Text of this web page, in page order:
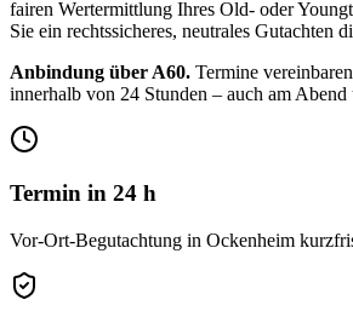
fairen Wertermittlung Ihres Old- oder
Sie ein rechtssicheres, neutrales Gutachten
Anbindung über A60. Termine
innerhalb von 24 Stunden – auch am Abend
Termin in 24 h
Vor-Ort-Begutachtung in Ockenheim